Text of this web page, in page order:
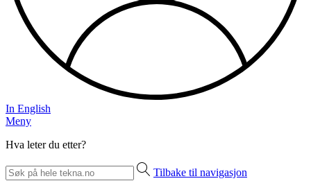
In English
Meny
Hva leter du etter?
Tilbake til navigasjon